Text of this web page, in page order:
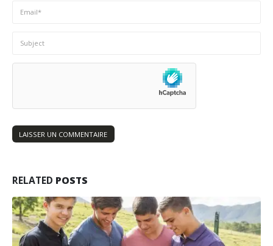
RELATED POSTS